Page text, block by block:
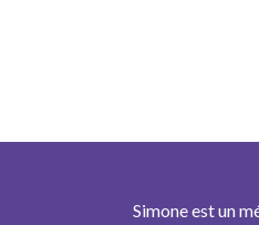
Simone est un